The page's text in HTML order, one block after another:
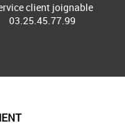
client joignable
03.25.45.77.99